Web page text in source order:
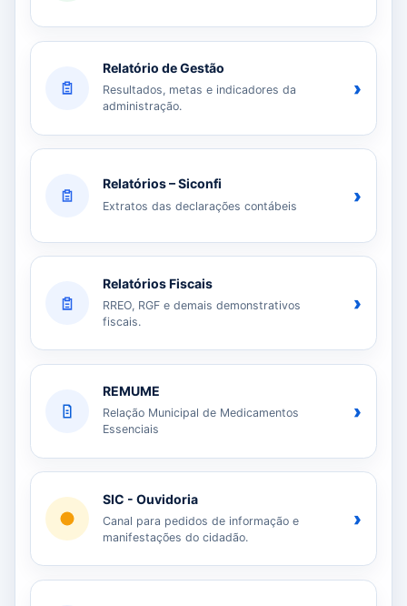
Relatório de Gestão
Resultados, metas e indicadores da
administração.
›
Relatórios – Siconfi
Extratos das declarações contábeis ›
Relatórios Fiscais
RREO, RGF e demais demonstrativos
fiscais.
›
REMUME
Relação Municipal de Medicamentos
Essenciais
›
SIC - Ouvidoria
Canal para pedidos de informação e
manifestações do cidadão.
›